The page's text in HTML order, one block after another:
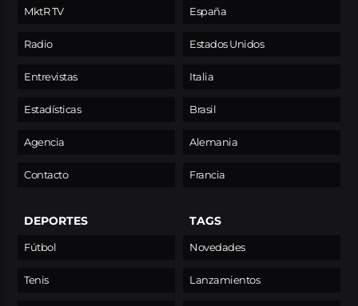
MktR TV
Radio
Entrevistas
Estadísticas
Agencia
Contacto
España
Estados Unidos
Italia
Brasil
Alemania
Francia
DEPORTES
Fútbol
Tenis
TAGS
Novedades
Lanzamientos